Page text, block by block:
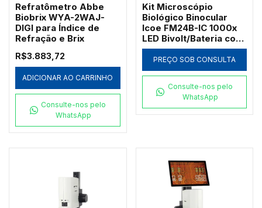
Refratômetro Abbe
Biobrix WYA-2WAJ-
DIGI para Índice de
Refração e Brix
R$3.883,72
ADICIONAR AO CARRINHO
Consulte-nos pelo
WhatsApp
Kit Microscópio
Biológico Binocular
Icoe FM24B-IC 1000x
LED Bivolt/Bateria com
Ótica Acromática
PREÇO SOB CONSULTA
Consulte-nos pelo
WhatsApp